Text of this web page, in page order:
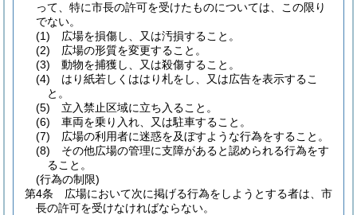
って、特に市長の許可を受けたものについては、この限り
でない。
(1)
広場を損傷し、又は汚損すること。
(2)
広場の形質を変更すること。
(3)
動物を捕獲し、又は殺傷すること。
(4)
はり紙若しくははり札をし、又は広告を表示するこ
と。
(5)
立入禁止区域に立ち入ること。
(6)
車両を乗り入れ、又は駐車すること。
(7)
広場の利用者に迷惑を及ぼすような行為をすること。
(8)
その他広場の管理に支障があると認められる行為をす
ること。
(行為の制限)
第4条
広場において次に掲げる行為をしようとする者は、市
長の許可を受けなければならない。